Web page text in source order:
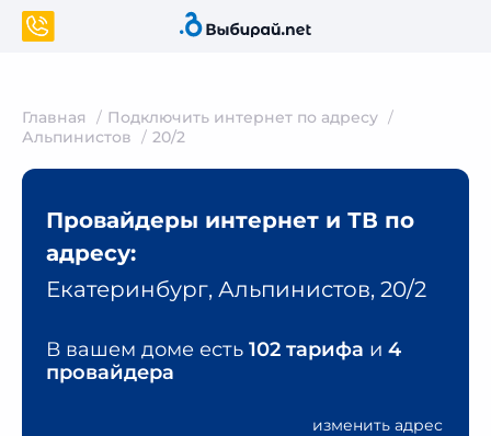
Главная
Подключить интернет по адресу
Альпинистов
20/2
изменить адрес
Провайдеры интернет и ТВ по
адресу:
Екатеринбург, Альпинистов, 20/2
В вашем доме есть 102 тарифа и 4
провайдера